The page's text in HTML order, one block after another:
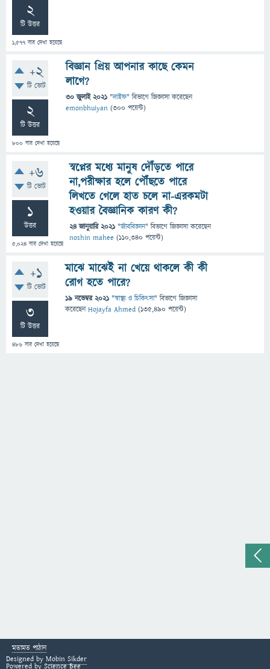
2
টি উত্তর
1,577 বার দেখা হয়েছে
+2
টি ভোট
2
টি উত্তর
800 বার দেখা হয়েছে
বিজ্ঞান প্রিয় আপনার কাছে কেমন
লাগে?
30 জুলাই 2021 "লাইফ" বিভাগে জিজ্ঞাসাকরেছেন
emonbhuiyan (300 পয়েন্ট)
+6
টি ভোট
1
উত্তর
5,024 বার দেখা হয়েছে
স্বপ্নের মধ্যে মানুষ দৌঁড়তে পারে
না,পরীক্ষার হলে পৌঁছতে পারে
লিখতে গেলে হাত চলে না-এরকমটা
হওয়ার বৈজ্ঞানিক কারণ কী?
24 জানুয়ারি 2021 "জীববিজ্ঞান" বিভাগে জিজ্ঞাসাকরেছেন
noshin mahee (110,340 পয়েন্ট)
+1
টি ভোট
3
টি উত্তর
486 বার দেখা হয়েছে
মাঝে মাঝেই না খেয়ে থাকলে কী কী
রোগ হতে পারে?
19 নভেম্বর 2021 "স্বাস্থ্য ও চিকিৎসা" বিভাগে জিজ্ঞাসা
করেছেনHojayfa Ahmed (135,490 পয়েন্ট)
মতামত পাঠান
Designed by Mobin Sikder
Powered by Science Bee